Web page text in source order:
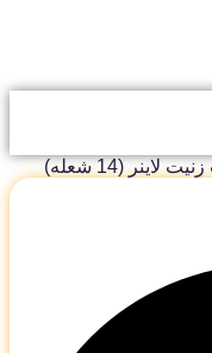
(14 شعله)